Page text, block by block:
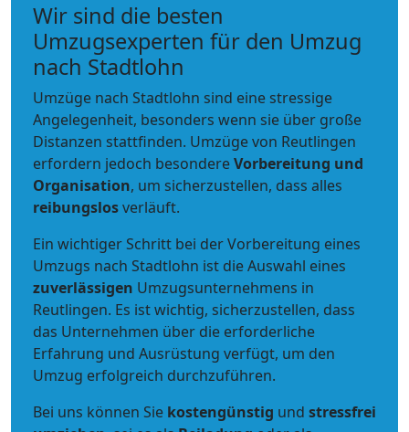
Wir sind die besten
Umzugsexperten für den Umzug
nach Stadtlohn
Umzüge nach Stadtlohn sind eine stressige
Angelegenheit, besonders wenn sie über große
Distanzen stattfinden. Umzüge von Reutlingen
erfordern jedoch besondereVorbereitung und
Organisation, um sicherzustellen, dass alles
reibungslosverläuft.
Ein wichtiger Schritt bei der Vorbereitung eines
Umzugs nach Stadtlohn ist die Auswahl eines
zuverlässigen Umzugsunternehmens in
Reutlingen. Es ist wichtig, sicherzustellen, dass
das Unternehmen über die erforderliche
Erfahrung und Ausrüstung verfügt, um den
Umzug erfolgreich durchzuführen.
Bei uns können Sie kostengünstig und stressfrei